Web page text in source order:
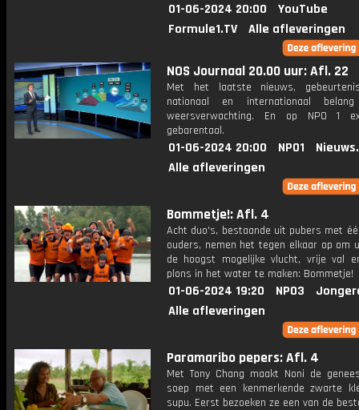
01-06-2024 20:00
YouTube
Formule1.TV
Alle afleveringen
NOS Journaal 20.00 uur: Afl. 22
Met het laatste nieuws,
nationaal en internationaal
weersverwachting. En op NPO 1
gebarentaal.
01-06-2024 20:00 NPO1
Alle afleveringen
Bommetje!: Afl. 4
Acht duo's, bestaande uit pubers met
ouders, nemen het tegen elkaar op om
de hoogst mogelijke vlucht, vrije val
plons in het water te maken: Bommetje!
01-06-2024 19:20 NPO3
Alle afleveringen
Paramaribo pepers: Afl. 4
Met Tony Chang maakt Noni de
soep met een kenmerkende zwarte
supu. Eerst bezoeken ze een van de